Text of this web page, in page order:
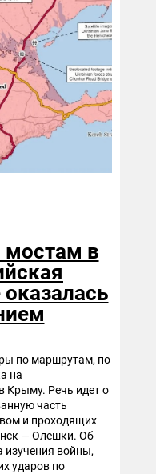
мостам в
по маршрутам, по
на
Крыму. Речь идет о
часть
и проходящих
— Олешки. Об
изучения войны,
ударов по